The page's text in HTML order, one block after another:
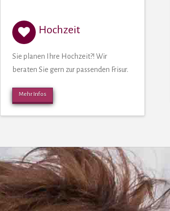
Hochzeit
Sie planen Ihre Hochzeit?! Wir
beraten Sie gern zur passenden Frisur.
Mehr Infos